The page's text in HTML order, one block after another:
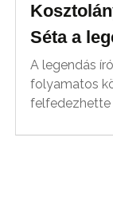
Séta a
A legendás
folyamatos
felfedezhette